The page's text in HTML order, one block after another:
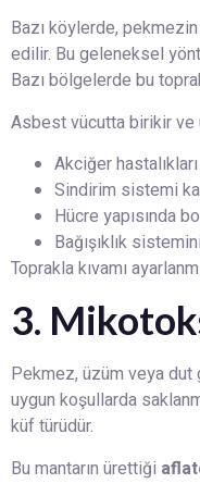
Bazı köylerde,
edilir. Bu geleneksel
Bazı bölgelerde bu
Asbest vücutta birikir ve
Akciğer
Sindirim sistemi
Hücre yapısında
Bağışıklık
Toprakla kıvamı
3.
Pekmez, üzüm veya
uygun koşullarda
küf türüdür.
Bu mantarın ürettiği